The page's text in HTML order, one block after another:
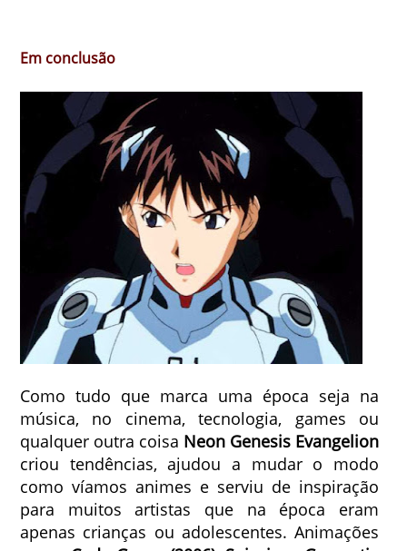
Em conclusão
Como tudo que marca uma época seja na
música, no cinema, tecnologia, games ou
qualquer outra coisa Neon Genesis Evangelion
criou tendências, ajudou a mudar o modo
como víamos animes e serviu de inspiração
para muitos artistas que na época eram
apenas crianças ou adolescentes. Animações